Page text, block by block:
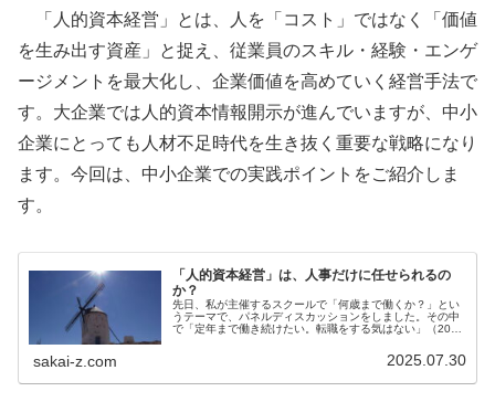
「人的資本経営」とは、人を「コスト」ではなく「価値
を生み出す資産」と捉え、従業員のスキル・経験・エンゲ
ージメントを最大化し、企業価値を高めていく経営手法で
す。大企業では人的資本情報開示が進んでいますが、中小
企業にとっても人材不足時代を生き抜く重要な戦略になり
ます。今回は、中小企業での実践ポイントをご紹介しま
す。
「人的資本経営」は、人事だけに任せられるの
か？
先日、私が主催するスクールで「何歳まで働くか？」とい
うテーマで、パネルディスカッションをしました。その中
で「定年まで働き続けたい。転職をする気はない」（20代
sakai-z.com 2025.07.30